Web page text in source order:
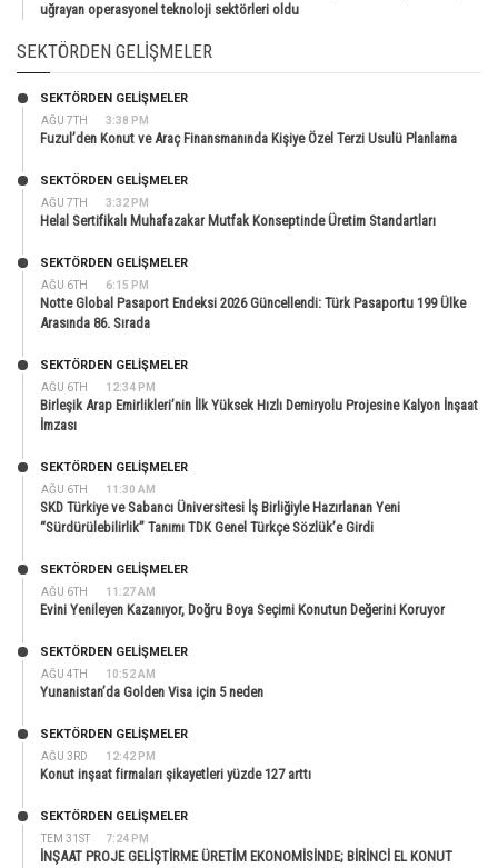
uğrayan operasyonel teknoloji sektörleri oldu
SEKTÖRDEN GELIŞMELER
AĞU 7TH 3:38 PM
SEKTÖRDEN GELIŞMELER
Fuzul’den Konut ve Araç Finansmanında Kişiye Özel Terzi Usulü Planlama
AĞU 7TH 3:32 PM
SEKTÖRDEN GELIŞMELER
Helal Sertifikalı Muhafazakar Mutfak Konseptinde Üretim Standartları
AĞU 6TH 6:15 PM
SEKTÖRDEN GELIŞMELER
Notte Global Pasaport Endeksi 2026 Güncellendi: Türk Pasaportu 199 Ülke
Arasında 86. Sırada
AĞU 6TH 12:34 PM
SEKTÖRDEN GELIŞMELER
Birleşik Arap Emirlikleri’nin İlk Yüksek Hızlı Demiryolu Projesine Kalyon İnşaat
İmzası
AĞU 6TH 11:30 AM
SEKTÖRDEN GELIŞMELER
SKD Türkiye ve Sabancı Üniversitesi İş Birliğiyle Hazırlanan Yeni
“Sürdürülebilirlik” Tanımı TDK Genel Türkçe Sözlük’e Girdi
AĞU 6TH 11:27 AM
SEKTÖRDEN GELIŞMELER
Evini Yenileyen Kazanıyor, Doğru Boya Seçimi Konutun Değerini Koruyor
AĞU 4TH 10:52 AM
SEKTÖRDEN GELIŞMELER
Yunanistan’da Golden Visa için 5 neden
AĞU 3RD 12:42 PM
SEKTÖRDEN GELIŞMELER
Konut inşaat firmaları şikayetleri yüzde 127 arttı
TEM 31ST 7:24 PM
SEKTÖRDEN GELIŞMELER
İNŞAAT PROJE GELİŞTİRME ÜRETİM EKONOMİSİNDE; BİRİNCİ EL KONUT